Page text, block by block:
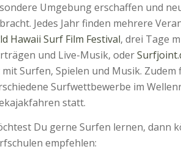
Umgebung erschaffen und
Jedes Jahr finden mehrere
Hawaii Surf Film Festival, drei Tage
und Live-Musik, oder
mit Surfen, Spielen und Musik. Zudem
Surfwettbewerbe im
statt.
Du gerne Surfen lernen, dann
empfehlen: